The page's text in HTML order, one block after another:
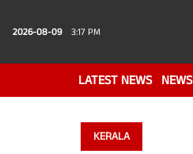
2026-08-09 3:17 PM
LATEST NEWS
KERALA